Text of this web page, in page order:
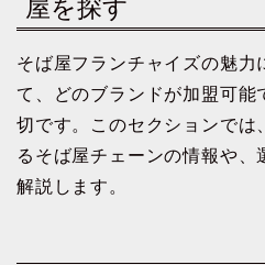
屋を探す
そば屋フランチャイズの魅力
て、どのブランドが加盟可能
切です。このセクションでは
るそば屋チェーンの情報や、
解説します。